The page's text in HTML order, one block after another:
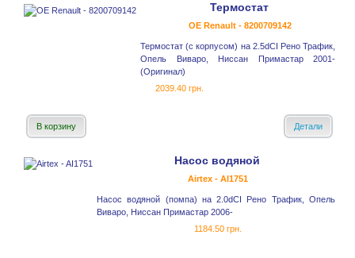
Термостат
OE Renault - 8200709142
Термостат (с корпусом) на 2.5dCI Рено Трафик,
Опель Виваро, Ниссан Примастар 2001-
(Оригинал)
2039.40 грн.
В корзину Детали
Насос водяной
Airtex - AI1751
Насос водяной (помпа) на 2.0dCI Рено Трафик, Опель
Виваро, Ниссан Примастар 2006-
1184.50 грн.